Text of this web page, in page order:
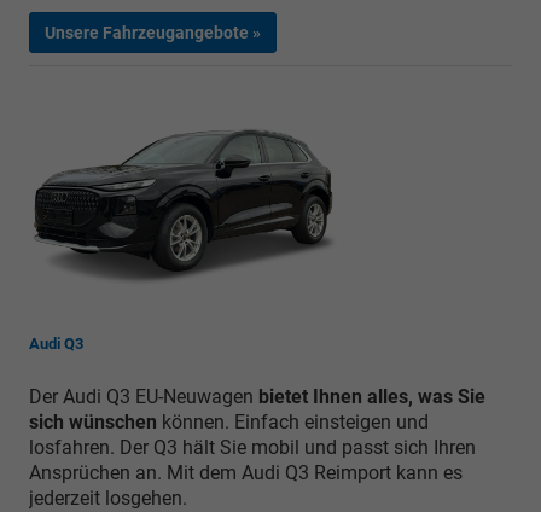
Unsere Fahrzeugangebote »
Audi Q3
Der Audi Q3 EU-Neuwagen bietet Ihnen alles, was Sie
sich wünschen können. Einfach einsteigen und
losfahren. Der Q3 hält Sie mobil und passt sich Ihren
Ansprüchen an. Mit dem Audi Q3 Reimport kann es
jederzeit losgehen.